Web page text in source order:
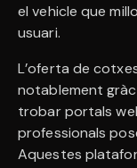
el vehicle que
usuari.
L’oferta de
notablement
trobar portals
professionals
Aquestes